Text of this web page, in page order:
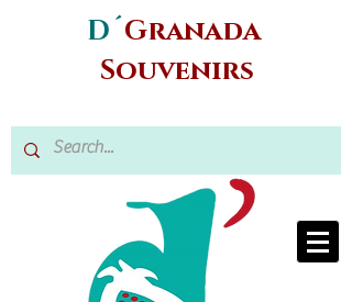
D´Granada
Souvenirs